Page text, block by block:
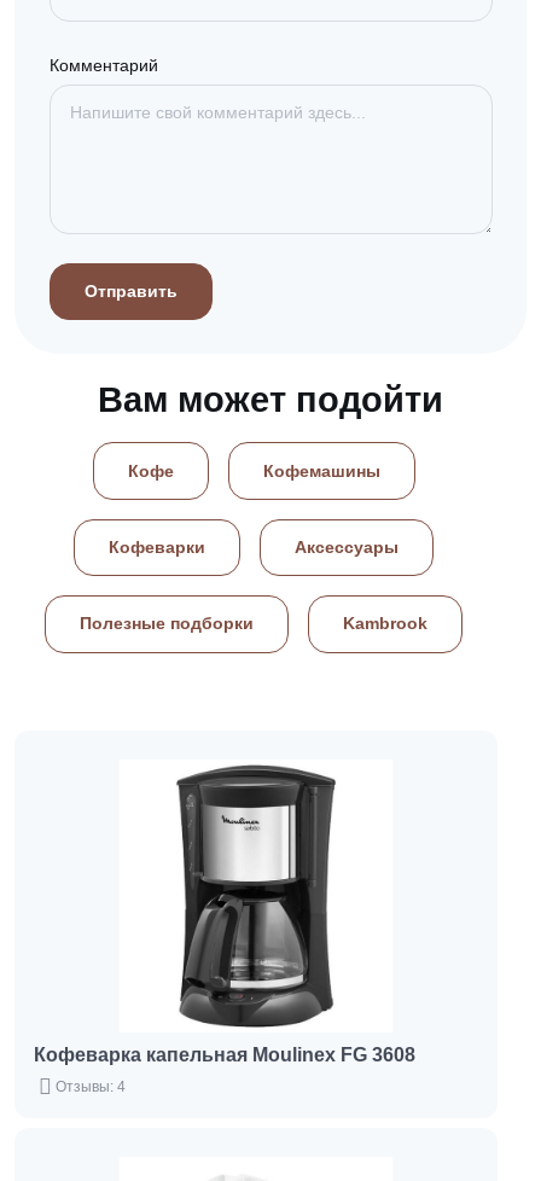
Комментарий
Отправить
Вам может подойти
Кофе Кофемашины
Кофеварки Аксессуары
Полезные подборки Kambrook
Кофеварка капельная Moulinex FG 3608
Отзывы: 4